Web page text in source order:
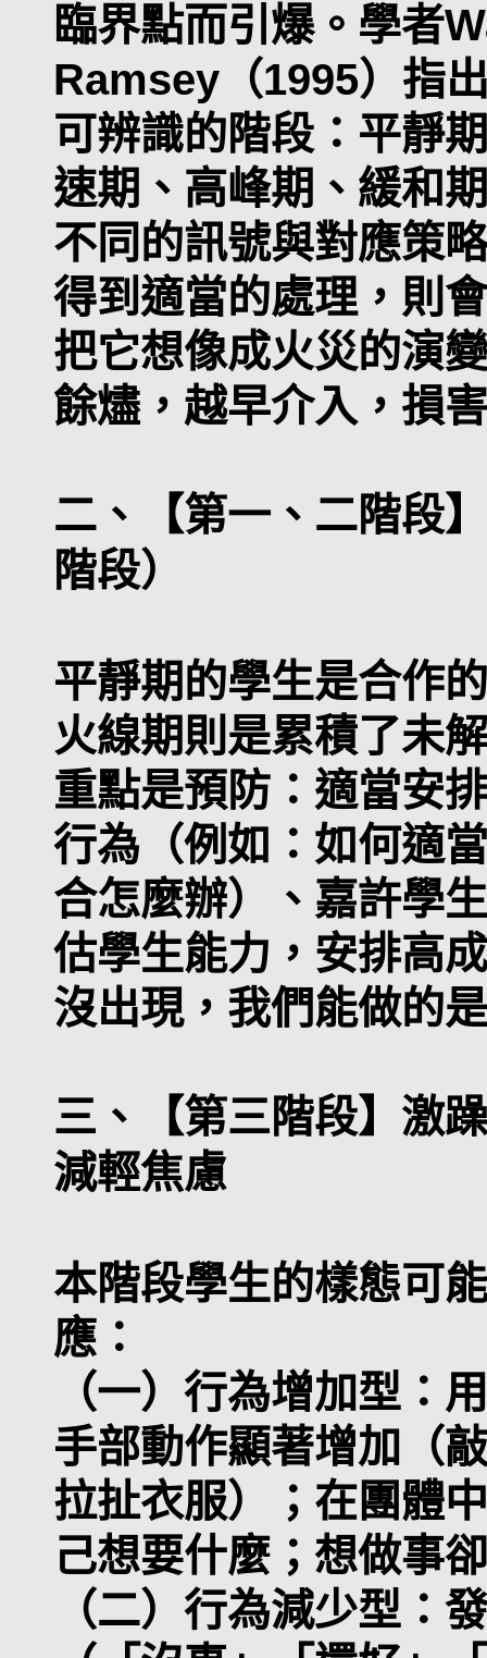
臨界點而引爆。學者
Ramsey（1995）指
可辨識的階段：平靜
速期、高峰期、緩和
不同的訊號與對應策
得到適當的處理，則
把它想像成火災的演
餘燼，越早介入，損
二、【第一、二階段
階段）
平靜期的學生是合作
火線期則是累積了未
重點是預防：適當安
行為（例如：如何適
合怎麼辦）、嘉許學
估學生能力，安排高
沒出現，我們能做的
三、【第三階段】激
減輕焦慮
本階段學生的樣態可
應：
（一）行為增加型：
手部動作顯著增加（
拉扯衣服）；在團體
己想要什麼；想做事
（二）行為減少型：